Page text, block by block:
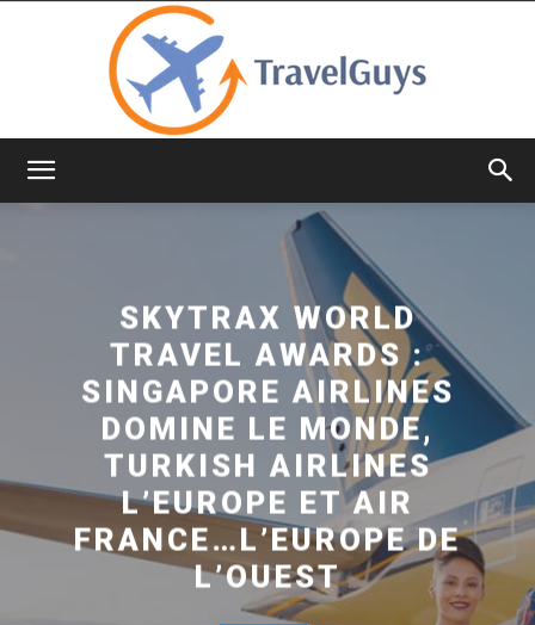
SKYTRAX WORLD
TRAVEL AWARDS :
SINGAPORE AIRLINES
DOMINE LE MONDE,
TURKISH AIRLINES
L’EUROPE ET AIR
FRANCE…L’EUROPE DE
L’OUEST